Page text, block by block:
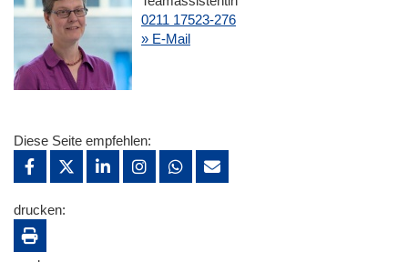
0211 17523-276
» E-Mail
Diese Seite empfehlen:
drucken: